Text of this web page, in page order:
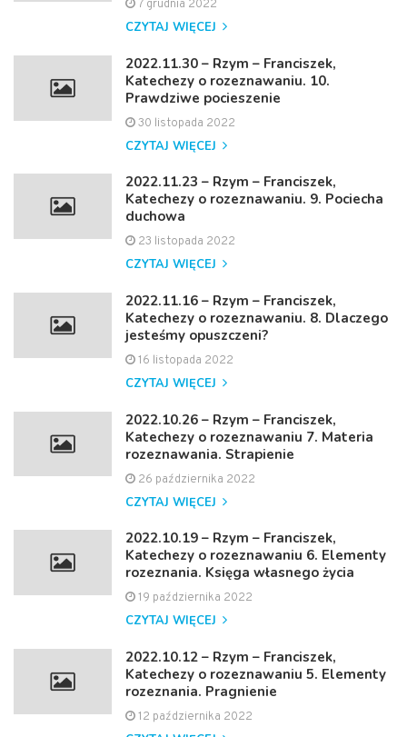
7 grudnia 2022
CZYTAJ WIĘCEJ
2022.11.30 – Rzym – Franciszek,
Katechezy o rozeznawaniu. 10.
Prawdziwe pocieszenie
30 listopada 2022
CZYTAJ WIĘCEJ
2022.11.23 – Rzym – Franciszek,
Katechezy o rozeznawaniu. 9. Pociecha
duchowa
23 listopada 2022
CZYTAJ WIĘCEJ
2022.11.16 – Rzym – Franciszek,
Katechezy o rozeznawaniu. 8. Dlaczego
jesteśmy opuszczeni?
16 listopada 2022
CZYTAJ WIĘCEJ
2022.10.26 – Rzym – Franciszek,
Katechezy o rozeznawaniu 7. Materia
rozeznawania. Strapienie
26 października 2022
CZYTAJ WIĘCEJ
2022.10.19 – Rzym – Franciszek,
Katechezy o rozeznawaniu 6. Elementy
rozeznania. Księga własnego życia
19 października 2022
CZYTAJ WIĘCEJ
2022.10.12 – Rzym – Franciszek,
Katechezy o rozeznawaniu 5. Elementy
rozeznania. Pragnienie
12 października 2022